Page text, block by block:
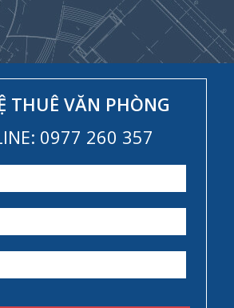
THUÊ VĂN PHÒNG
0977 260 357